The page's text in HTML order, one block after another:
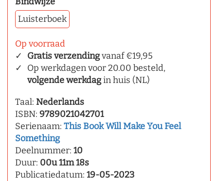
Luisterboek
Op voorraad
Gratis verzendingvanaf €19,95
Op werkdagen voor 20.00 besteld,
volgende werkdagin huis (NL)
Taal: Nederlands
ISBN: 9789021042701
Serienaam: This Book Will Make You Feel
Something
Deelnummer: 10
Duur: 00u 11m 18s
Publicatiedatum: 19-05-2023